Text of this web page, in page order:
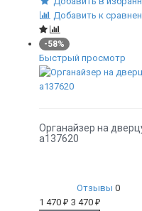
Добавить к
-58%
Быстрый просмотр
Органайзер на
а137620
Отзывы 0
1 470 ₽ 3 470 ₽